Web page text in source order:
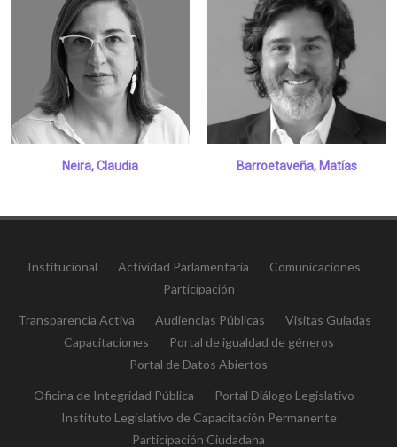
Neira, Claudia Barroetaveña, Matías
Institucional Actividad Parlamentaria
Comunicaciones
Participación
Transparencia Activa Audiencias Públicas
Visitas Guiadas
Capacitaciones
Portal de igualdad de géneros
Portal de Datos Abiertos
Oficina de Integridad Pública
Portal Diálogo Legislativo
Instituto Legislativo de Capacitación Permanente
Participación Ciudadana